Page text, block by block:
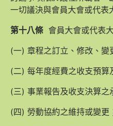
一切議決與會員大會或代表
第十八條 會員大會或代表
(一) 章程之訂立、修改、變
(二) 每年度經費之收支預算
(三) 事業報告及收支決算之
(四) 勞動協約之維持或變更